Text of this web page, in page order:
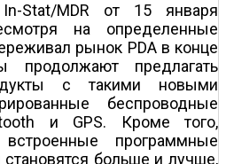
Stat/MDR от 15 января
на определенные
рынок PDA в конце
продолжают предлагать
с такими новыми
беспроводные
и GPS. Кроме того,
программные
больше и лучше,